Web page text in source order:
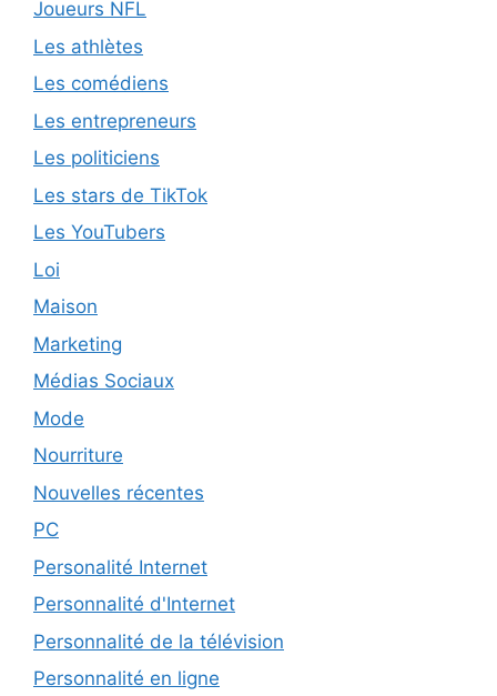
Joueurs NFL
Les athlètes
Les comédiens
Les entrepreneurs
Les politiciens
Les stars de TikTok
Les YouTubers
Loi
Maison
Marketing
Médias Sociaux
Mode
Nourriture
Nouvelles récentes
PC
Personalité Internet
Personnalité d'Internet
Personnalité de la télévision
Personnalité en ligne